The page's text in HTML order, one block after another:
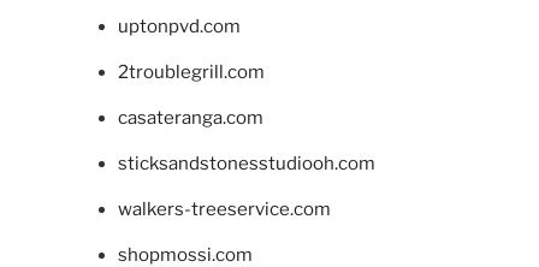
uptonpvd.com
2troublegrill.com
casateranga.com
sticksandstonesstudiooh.com
walkers-treeservice.com
shopmossi.com